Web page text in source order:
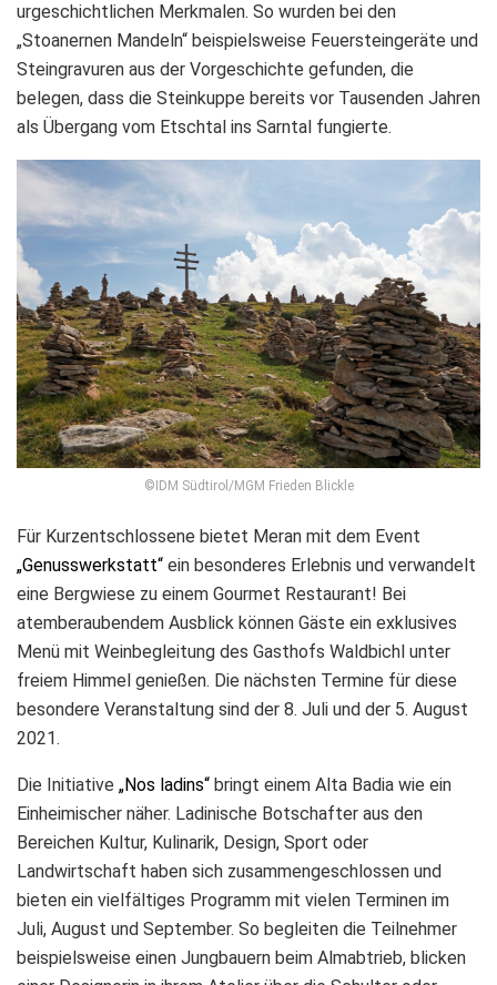
urgeschichtlichen Merkmalen. So wurden bei den
„Stoanernen Mandeln“ beispielsweise Feuersteingeräte und
Steingravuren aus der Vorgeschichte gefunden, die
belegen, dass die Steinkuppe bereits vor Tausenden Jahren
als Übergang vom Etschtal ins Sarntal fungierte.
©IDM Südtirol/MGM Frieden Blickle
Für Kurzentschlossene bietet Meran mit dem Event
„Genusswerkstatt“ ein besonderes Erlebnis und verwandelt
eine Bergwiese zu einem Gourmet Restaurant! Bei
atemberaubendem Ausblick können Gäste ein exklusives
Menü mit Weinbegleitung des Gasthofs Waldbichl unter
freiem Himmel genießen. Die nächsten Termine für diese
besondere Veranstaltung sind der 8. Juli und der 5. August
2021.
Die Initiative „Nos ladins“ bringt einem Alta Badia wie ein
Einheimischer näher. Ladinische Botschafter aus den
Bereichen Kultur, Kulinarik, Design, Sport oder
Landwirtschaft haben sich zusammengeschlossen und
bieten ein vielfältiges Programm mit vielen Terminen im
Juli, August und September. So begleiten die Teilnehmer
beispielsweise einen Jungbauern beim Almabtrieb, blicken